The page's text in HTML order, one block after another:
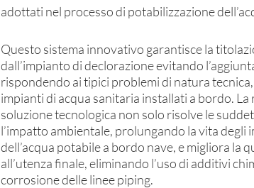
adottati nel processo di potabilizzazione
Questo sistema innovativo garantisce la
dall’impianto di declorazione evitando
rispondendo ai tipici problemi di natura
impianti di acqua sanitaria installati a bordo. La
soluzione tecnologica non solo risolve le
l’impatto ambientale, prolungando la vita
dell’acqua potabile a bordo nave, e migliora la
all’utenza finale, eliminando l’uso di additivi
corrosione delle linee piping.